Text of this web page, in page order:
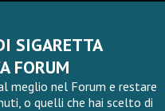
SIGARETTA
FORUM
meglio nel Forum e restare
o quelli che hai scelto di